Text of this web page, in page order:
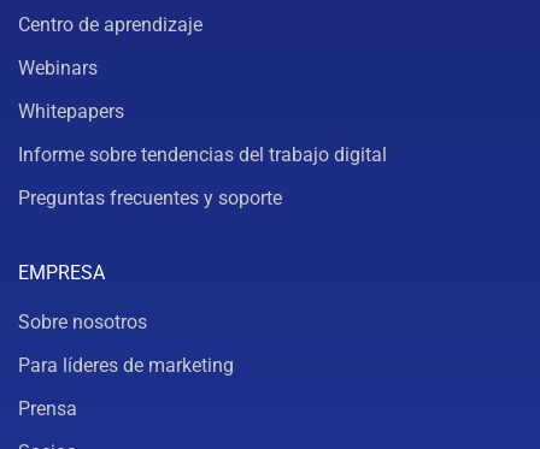
Centro de aprendizaje
Webinars
Whitepapers
Informe sobre tendencias del trabajo digital
Preguntas frecuentes y soporte
EMPRESA
Sobre nosotros
Para líderes de marketing
Prensa